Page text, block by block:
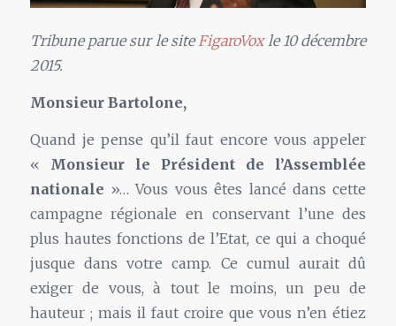
Tribune parue sur le siteFigaroVoxle 10 décembre
2015.
Monsieur Bartolone,
Quand je pense qu’il faut encore vous appeler
«
Monsieur le Président de l’Assemblée
nationale »… Vous vous êtes lancé dans cette
campagne régionale en conservant l’une des
plus hautes fonctions de l’Etat, ce qui a choqué
jusque dans votre camp. Ce cumul aurait dû
exiger de vous, à tout le moins, un peu de
hauteur ; mais il faut croire que vous n’en étiez